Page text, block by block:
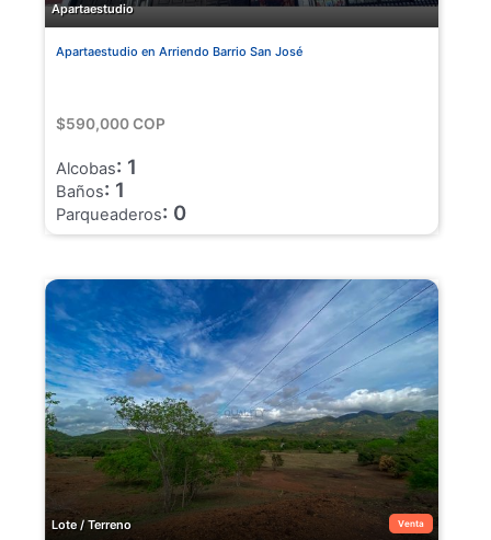
Apartaestudio
Apartaestudio en Arriendo Barrio San José
$590,000 COP
Alcobas: 1
Baños: 1
Parqueaderos: 0
Venta
Lote / Terreno